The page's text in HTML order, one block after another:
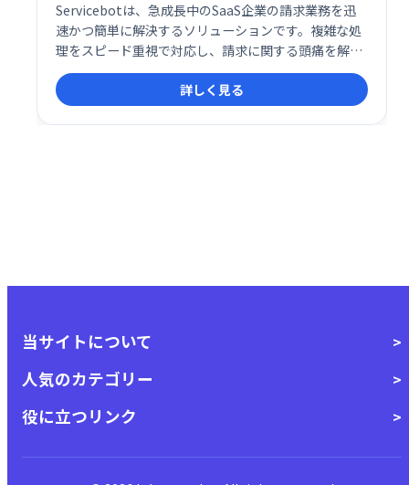
Servicebotは、急成長中のSaaS企業の請求業務を迅
速かつ簡単に解決するソリューションです。複雑な処
理をスピード重視で対応し、請求に関する頭痛を解消
します。
詳しく見る
当サイトについて
人気のカテゴリー
役に立つリンク